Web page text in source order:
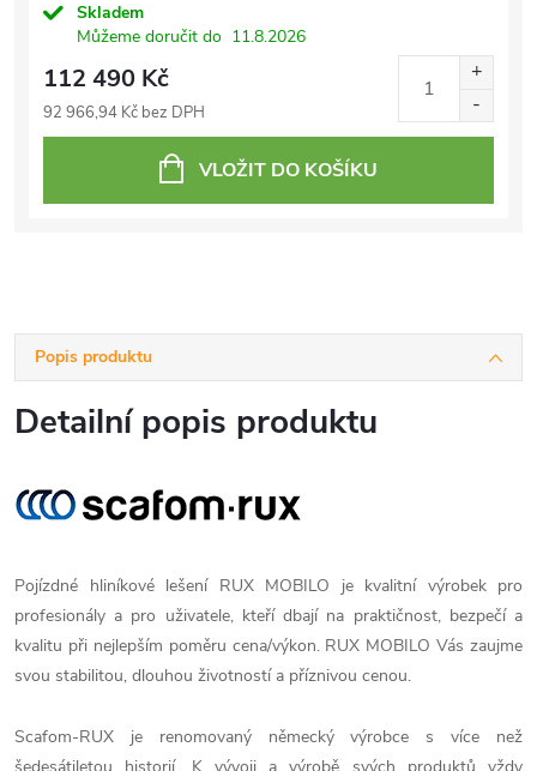
Skladem
Můžeme doručit do 11.8.2026
112 490 Kč
92 966,94 Kč bez DPH
VLOŽIT DO KOŠÍKU
Popis produktu
Detailní popis produktu
Pojízdné hliníkové lešení RUX MOBILO je kvalitní výrobek pro
profesionály a pro uživatele, kteří dbají na praktičnost, bezpečí a
kvalitu při nejlepším poměru cena/výkon. RUX MOBILO Vás zaujme
svou stabilitou, dlouhou životností a příznivou cenou.
Scafom-RUX je renomovaný německý výrobce s více než